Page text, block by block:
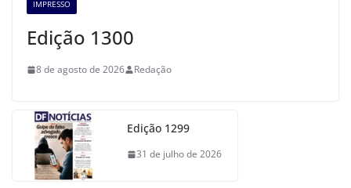
IMPRESSO
Edição 1300
8 de agosto de 2026 Redação
Edição 1299
31 de julho de 2026